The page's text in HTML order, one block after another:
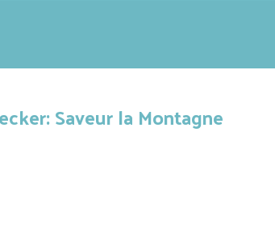
Saveur la Montagne